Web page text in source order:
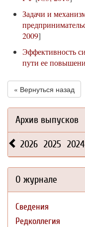
Задачи и
2009]
Эффективность
пути ее
« Вернуться назад
Архив выпусков
2026 2025 2024
О журнале
Сведения
Редколлегия